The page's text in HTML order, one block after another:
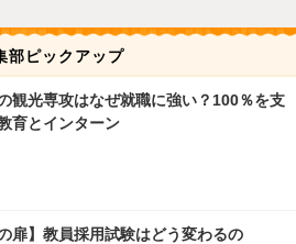
部ピックアップ
観光専攻はなぜ就職に強い？100％を支
育とインターン
扉】教員採用試験はどう変わるの